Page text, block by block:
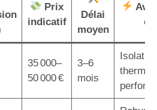
Prix
indicatif
Délai
moyen
clé
35 000–
50 000 €
3–6
mois
Isolation